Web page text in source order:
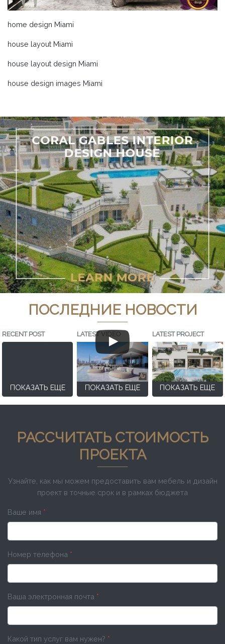
home design Miami
house layout Miami
house layout design Miami
house design images Miami
ПОСЛЕДНИЕ НОВОСТИ
RECENT POST
ПОКАЗАТЬ ЕЩЕ
LATEST VIDEO
ПОКАЗАТЬ ЕЩЕ
LATEST PROJECT
ПОКАЗАТЬ ЕЩЕ
РАССЧИТАТЬ СТОИМОСТЬ
ПРОЕКТА
Узнайте, как мы можем предоставить вам мебель и дизайн
проект в точные срок и в рамках бюджета
Ваше имя *
Номер телефона *
Ваша электронная почта *
Какой тип услуг вам нужен? *